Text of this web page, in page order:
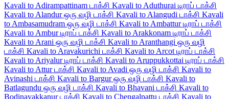
Kavali to Adirampattinam டாக்சி Kavali to Aduthurai டிராப் டாக்சி
Kavali to Alandur ஒரு வழி டாக்சி Kavali to Alangudi டாக்சி Kavali
to Ambasamudram ஒரு வழி டாக்சி Kavali to Ambattur டிராப் டாக்சி
Kavali to Ambur டிராப் டாக்சி Kavali to Arakkonam டிராப் டாக்சி
Kavali to Arani ஒரு வழி டாக்சி Kavali to Aranthangi ஒரு வழி
டாக்சி Kavali to Aravakurichi டாக்சி Kavali to Arcot டிராப் டாக்சி
Kavali to Ariyalur டிராப் டாக்சி Kavali to Aruppukkottai டிராப் டாக்சி
Kavali to Attur டாக்சி Kavali to Avadi ஒரு வழி டாக்சி Kavali to
Avinashi டாக்சி Kavali to Bargur ஒரு வழி டாக்சி Kavali to
Batlagundu ஒரு வழி டாக்சி Kavali to Bhavani டாக்சி Kavali to
Bodinayakkanur டாக்சி Kavali to Chengalpattu டாக்சி Kavali to